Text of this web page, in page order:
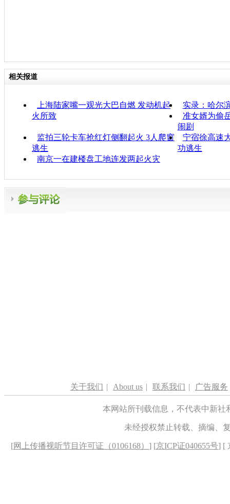
相关报道
上海陆家嘴一观光大巴自燃 发动机起
火所致
实录：哈尔
准女婿为偷
闹剧
监拍三轮卡车抢红灯侧翻起火 3人爬窗
逃生
宁宿徐高速
功逃生
南京一在建楼盘工地连发两起火灾
关于我们 | About us | 联系我们 | 广告服务
本网站所刊载信息，不代表中新
未经授权禁止转载、摘编、
[网上传播视听节目许可证（0106168） ] [京ICP证040655号] [